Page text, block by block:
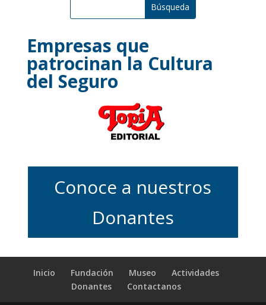
Empresas que
patrocinan la Cultura
del Seguro
Conoce a nuestros
Donantes
Inicio Fundación Museo
Actividades
Donantes
Contactanos